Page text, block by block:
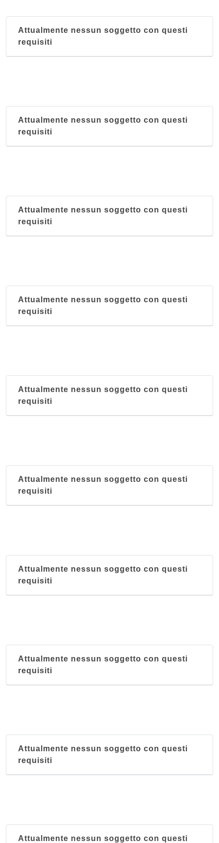
Attualmente nessun soggetto con questi
requisiti
Attualmente nessun soggetto con questi
requisiti
Attualmente nessun soggetto con questi
requisiti
Attualmente nessun soggetto con questi
requisiti
Attualmente nessun soggetto con questi
requisiti
Attualmente nessun soggetto con questi
requisiti
Attualmente nessun soggetto con questi
requisiti
Attualmente nessun soggetto con questi
requisiti
Attualmente nessun soggetto con questi
requisiti
Attualmente nessun soggetto con questi